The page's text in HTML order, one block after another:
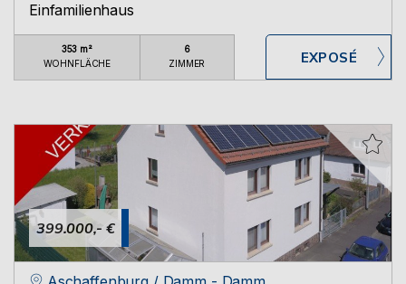
Einfamilienhaus
353 m²
WOHNFLÄCHE
6
ZIMMER
399.000,- €